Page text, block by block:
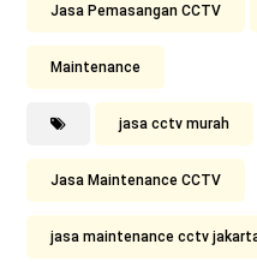
Jasa Pemasangan CCTV
Maintenance
jasa cctv murah
Jasa Maintenance CCTV
jasa maintenance cctv